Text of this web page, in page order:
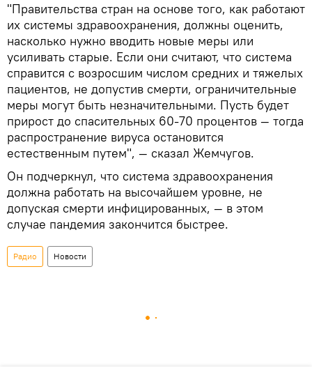
"Правительства стран на основе того, как работают
их системы здравоохранения, должны оценить,
насколько нужно вводить новые меры или
усиливать старые. Если они считают, что система
справится с возросшим числом средних и тяжелых
пациентов, не допустив смерти, ограничительные
меры могут быть незначительными. Пусть будет
прирост до спасительных 60-70 процентов — тогда
распространение вируса остановится
естественным путем", — сказал Жемчугов.
Он подчеркнул, что система здравоохранения
должна работать на высочайшем уровне, не
допуская смерти инфицированных, — в этом
случае пандемия закончится быстрее.
Радио Новости